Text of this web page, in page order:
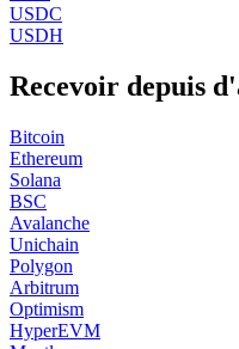
USDC
USDH
Recevoir depuis
Bitcoin
Ethereum
Solana
BSC
Avalanche
Unichain
Polygon
Arbitrum
Optimism
HyperEVM